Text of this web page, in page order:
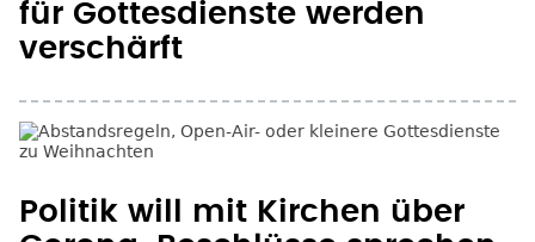
verschärft
Politik will mit Kirchen über
Corona-Beschlüsse sprechen